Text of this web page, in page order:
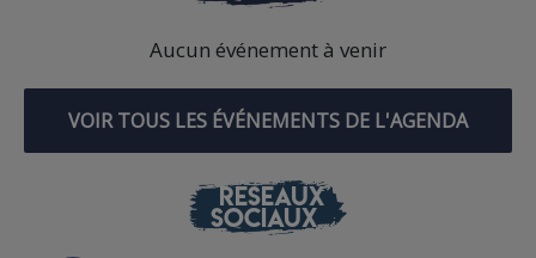
Aucun événement à venir
VOIR TOUS LES ÉVÉNEMENTS DE L'AGENDA
RÉSEAUX
SOCIAUX